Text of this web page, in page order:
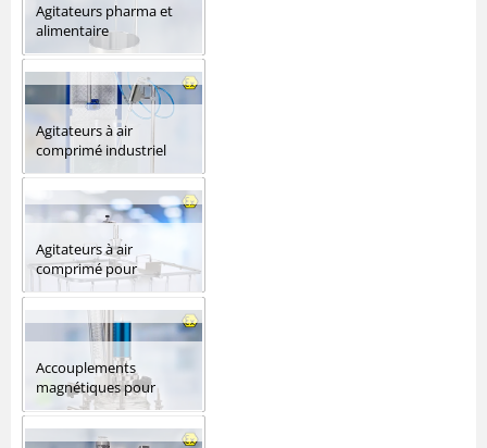
Agitateurs pharma et
alimentaire
Agitateurs à air
comprimé industriel
Agitateurs à air
comprimé pour
containers
Accouplements
magnétiques pour
agitateurs